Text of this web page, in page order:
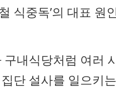
식중독’의 대표 원
내식당처럼 여러
단 설사를 일으키는